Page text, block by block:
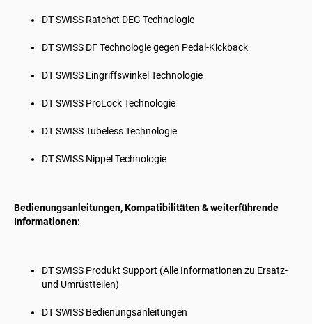
DT SWISS Ratchet DEG Technologie
DT SWISS DF Technologie gegen Pedal-Kickback
DT SWISS Eingriffswinkel Technologie
DT SWISS ProLock Technologie
DT SWISSTubeless Technologie
DT SWISS Nippel Technologie
Bedienungsanleitungen, Kompatibilitäten & weiterführende
Informationen:
DT SWISS Produkt Support (Alle Informationen zu Ersatz-
und Umrüstteilen)
DT SWISS Bedienungsanleitungen